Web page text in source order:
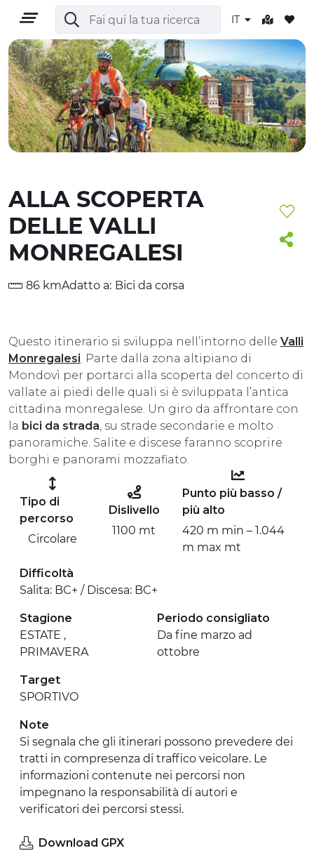
IT
IT
TERRITORIO
OUTDOOR
EVENTI
OFFERTE
ACCOGLIENZA
ALLA SCOPERTA
DELLE VALLI
MONREGALESI
86 kmAdatto a: Bici da corsa
Questo itinerario si sviluppa nell’intorno delle Valli
Monregalesi. Parte dalla zona altipiano di
Mondovì per portarci alla scoperta del concerto di
vallate ai piedi delle quali si è sviluppata l’antica
cittadina monregalese. Un giro da affrontare con
la bici da strada, su strade secondarie e molto
panoramiche. Salite e discese faranno scoprire
borghi e panorami mozzafiato.
Tipo di
percorso
Circolare
Dislivello
1100 mt
Punto più basso /
più alto
420 m min – 1.044
m max mt
Difficoltà
Salita: BC+ / Discesa: BC+
Stagione
ESTATE ,
PRIMAVERA
Periodo consigliato
Da fine marzo ad
ottobre
Target
SPORTIVO
Note
Si segnala che gli itinerari possono prevedere dei
tratti in compresenza di traffico veicolare. Le
informazioni contenute nei percorsi non
impegnano la responsabilità di autori e
verificatori dei percorsi stessi.
Download GPX